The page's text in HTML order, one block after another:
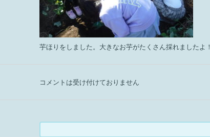
芋ほりをしました。大きなお芋がたくさん採れましたよ！
コメントは受け付けておりません